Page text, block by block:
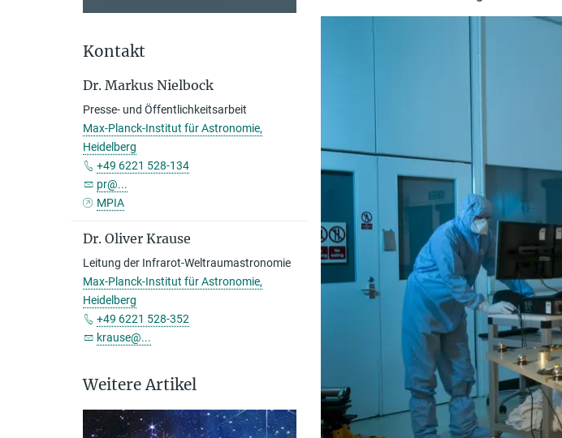
Kontakt
Dr. Markus Nielbock
Presse- und Öffentlichkeitsarbeit
Max-Planck-Institut für Astronomie,
Heidelberg
+49 6221 528-134
pr@...
MPIA
Dr. Oliver Krause
Leitung der Infrarot-Weltraumastronomie
Max-Planck-Institut für Astronomie,
Heidelberg
+49 6221 528-352
krause@...
Weitere Artikel